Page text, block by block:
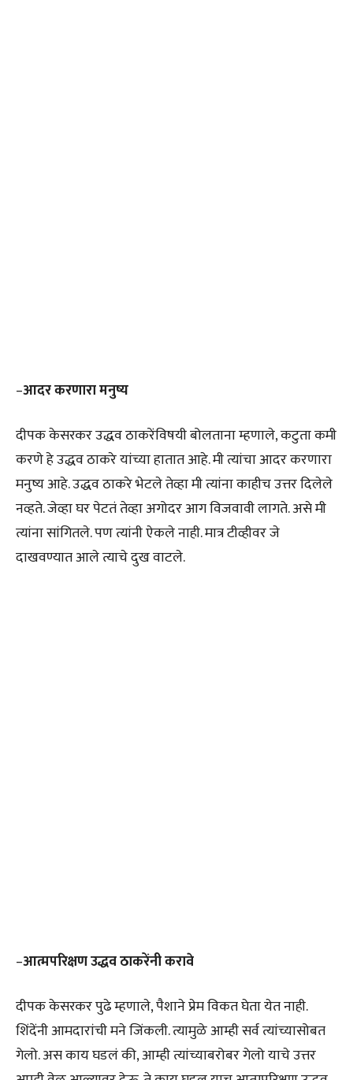
–आदर करणारा मनुष्य
दीपक केसरकर उद्धव ठाकरेंविषयी बोलताना म्हणाले, कटुता कमी
करणे हे उद्धव ठाकरे यांच्या हातात आहे. मी त्यांचा आदर करणारा
मनुष्य आहे. उद्धव ठाकरे भेटले तेव्हा मी त्यांना काहीच उत्तर दिलेले
नव्हते. जेव्हा घर पेटतं तेव्हा अगोदर आग विजवावी लागते. असे मी
त्यांना सांगितले. पण त्यांनी ऐकले नाही. मात्र टीव्हीवर जे
दाखवण्यात आले त्याचे दुख वाटले.
–आत्मपरिक्षण उद्धव ठाकरेंनी करावे
दीपक केसरकर पुढे म्हणाले, पैशाने प्रेम विकत घेता येत नाही.
शिंदेंनी आमदारांची मने जिंकली. त्यामुळे आम्ही सर्व त्यांच्यासोबत
गेलो. अस काय घडलं की, आम्ही त्यांच्याबरोबर गेलो याचे उत्तर